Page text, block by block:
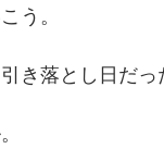
う。
き落とし日だ